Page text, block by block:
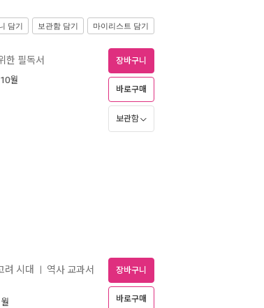
담기 보관함 담기 마이리스트 담기
한 필독서
월
장바구니
바로구매
보관함
려 시대 역사 교과서 장바구니
바로구매